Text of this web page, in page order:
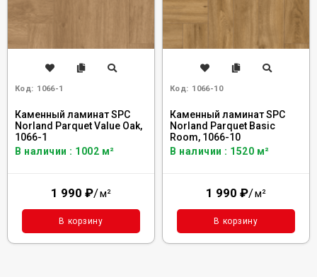
Код: 1066-1
Каменный ламинат SPC
Norland Parquet Value Oak,
1066-1
В наличии : 1002 м²
1 990 ₽/м²
В корзину
Код: 1066-10
Каменный ламинат SPC
Norland Parquet Basic
Room, 1066-10
В наличии : 1520 м²
1 990 ₽/м²
В корзину